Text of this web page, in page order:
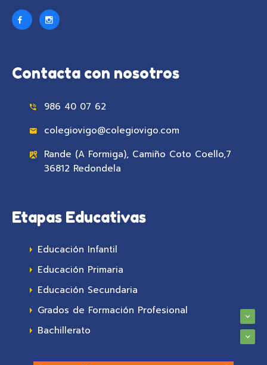
Contacta con nosotros
986 40 07 62
colegiovigo@colegiovigo.com
Rande (A Formiga), Camiño Coto Coello,7
36812 Redondela
Etapas Educativas
Educación Infantil
Educación Primaria
Educación Secundaria
Grados de Formación Profesional
Bachillerato